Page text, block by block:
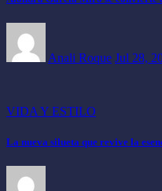
Anali Roque Jul 28,
VIDA Y ESTILO
La nueva silueta que revive la